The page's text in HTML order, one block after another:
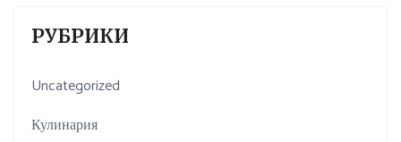
РУБРИКИ
Uncategorized
Кулинария